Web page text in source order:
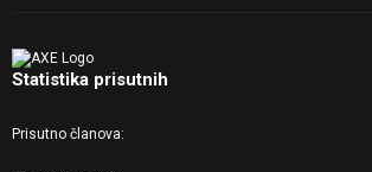
Statistika prisutnih
Prisutno članova